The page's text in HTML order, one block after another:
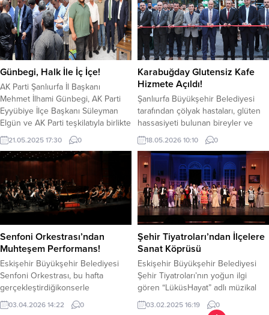
gerçekleşti. Plakası belirlenemeyen
arabayla işyerinin önüne geldiler.
Defalarca ateş edip kaçtılar.
Çevredekilerin ihbarı üzerine çok
sayıda polis ekibi sevk edildi. Can
kaybı yaşanmazken,...
önemli günlerden olan mübarek
Kurban Bayramı’na ulaşmanın
mutluluğunu yaşıyoruz. Aynı
zamanda yardımlaşma ve
paylaşmanın en güzel örneklerinin
verildiği Kurban Bayramları
inancımızın, geleneklerimizin,
toplumsal hayatımızın en müstesna
zaman dilimlerinden biridir....
Günbegi, Halk İle İç İçe!
AK Parti Şanlıurfa İl Başkanı
Mehmet İlhami Günbegi, AK Parti
Eyyübiye İlçe Başkanı Süleyman
Elgün ve AK Parti teşkilatıyla birlikte
Buğday Pazarını ziyaret etti,
esnaflarla bir araya geldi. AK Parti
Şanlıurfa İl Başkanı Mehmet İlhami
Başkanı Süleyman Elgün ve AK
Parti teşkilatıyla birlikte Buğday
Pazarını...
21.05.2025 17:30 0
Karabuğday Glutensiz Kafe
Hizmete Açıldı!
Şanlıurfa Büyükşehir Belediyesi
tarafından çölyak hastaları, glüten
hassasiyeti bulunan bireyler ve
sağlıklı yaşamı benimseyen
vatandaşlar için hayata geçirilen
Karabuğday Glutensiz Kafe
düzenlenen törenle hizmete açıldı.
Karabuğday Glutensiz Kafe’nin
açılışında konuşan Şanlıurfa
Büyükşehir Belediye Başkanı
Mehmet Kasım Gülpınar, glütensiz
beslenmenin zorunlu bir yaşam
biçimi olduğuna dikkat çekerek,
“Hiçbir vatandaşımızın kendisini
yalnız...
18.05.2026 10:10 0
Senfoni Orkestrası’ndan
Muhteşem Performans!
Eskişehir Büyükşehir Belediyesi
Senfoni Orkestrası, bu hafta
gerçekleştirdiğikonserle
sanatseverlere unutulmaz bir
akşam yaşattı. Orkestra şefi Rustam
03.04.2026 14:22 0
Şehir Tiyatroları’ndan İlçelere
Sanat Köprüsü
Eskişehir Büyükşehir Belediyesi
Şehir Tiyatroları’nın yoğun ilgi
gören “LüküsHayat” adlı müzikal
oyununu Eskişehir’in 7 farklı
ilçesinden gelen vatandaşlar
03.02.2025 16:19 0